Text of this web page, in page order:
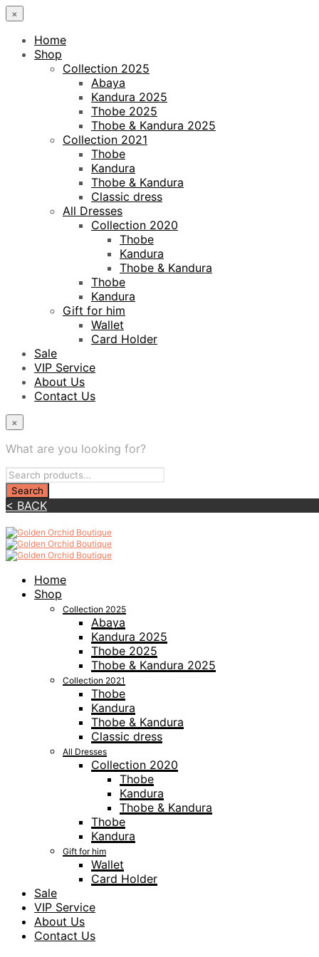
×
Home
Shop
Collection 2025
Abaya
Kandura 2025
Thobe 2025
Thobe & Kandura 2025
Collection 2021
Thobe
Kandura
Thobe & Kandura
Classic dress
All Dresses
Collection 2020
Thobe
Kandura
Thobe & Kandura
Thobe
Kandura
Gift for him
Wallet
Card Holder
Sale
VIP Service
About Us
Contact Us
×
What are you looking for?
< BACK
Home
Shop
Collection 2025
Abaya
Kandura 2025
Thobe 2025
Thobe & Kandura 2025
Collection 2021
Thobe
Kandura
Thobe & Kandura
Classic dress
All Dresses
Collection 2020
Thobe
Kandura
Thobe & Kandura
Thobe
Kandura
Gift for him
Wallet
Card Holder
Sale
VIP Service
About Us
Contact Us